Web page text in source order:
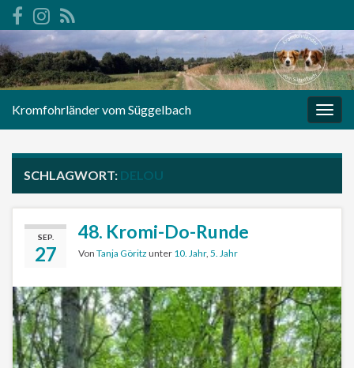
Kromfohrländer vom Süggelbach
SCHLAGWORT: DELOU
SEP.
27
48. Kromi-Do-Runde
Von Tanja Göritz unter 10. Jahr, 5. Jahr